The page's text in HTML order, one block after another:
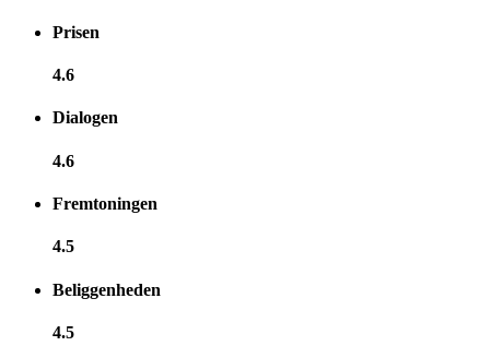
Prisen
4.6
Dialogen
4.6
Fremtoningen
4.5
Beliggenheden
4.5